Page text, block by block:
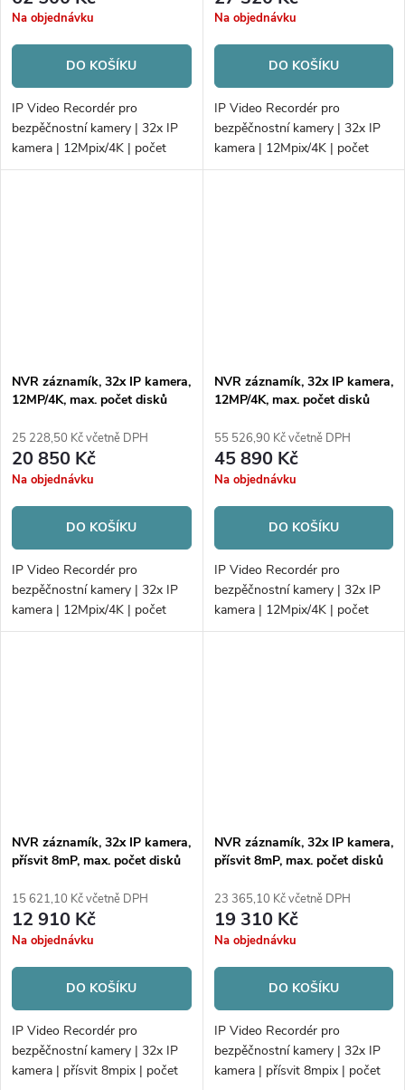
Na objednávku
DO KOŠÍKU
IP Video Recordér pro
bezpěčnostní kamery | 32x IP
kamera | 12Mpix/4K | počet
disků 16xHDD/RAID |
Na objednávku
DO KOŠÍKU
IP Video Recordér pro
bezpěčnostní kamery | 32x IP
kamera | 12Mpix/4K | počet
disků 4xHDD | 256 Mbps/256
NVR záznamík, 32x IP kamera,
12MP/4K, max. počet disků
25 228,50 Kč včetně DPH
20 850 Kč
Na objednávku
DO KOŠÍKU
IP Video Recordér pro
bezpěčnostní kamery | 32x IP
kamera | 12Mpix/4K | počet
disků 4xHDD | 256 Mbps/256
NVR záznamík, 32x IP kamera,
12MP/4K, max. počet disků
55 526,90 Kč včetně DPH
45 890 Kč
Na objednávku
DO KOŠÍKU
IP Video Recordér pro
bezpěčnostní kamery | 32x IP
kamera | 12Mpix/4K | počet
disků 8xHDD/RAID |
NVR záznamík, 32x IP kamera,
přísvit 8mP, max. počet disků
15 621,10 Kč včetně DPH
12 910 Kč
Na objednávku
DO KOŠÍKU
IP Video Recordér pro
bezpěčnostní kamery | 32x IP
kamera | přísvit 8mpix | počet
NVR záznamík, 32x IP kamera,
přísvit 8mP, max. počet disků
23 365,10 Kč včetně DPH
19 310 Kč
Na objednávku
DO KOŠÍKU
IP Video Recordér pro
bezpěčnostní kamery | 32x IP
kamera | přísvit 8mpix | počet